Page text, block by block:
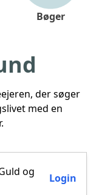
Bøger
der søger
med en
og
Login